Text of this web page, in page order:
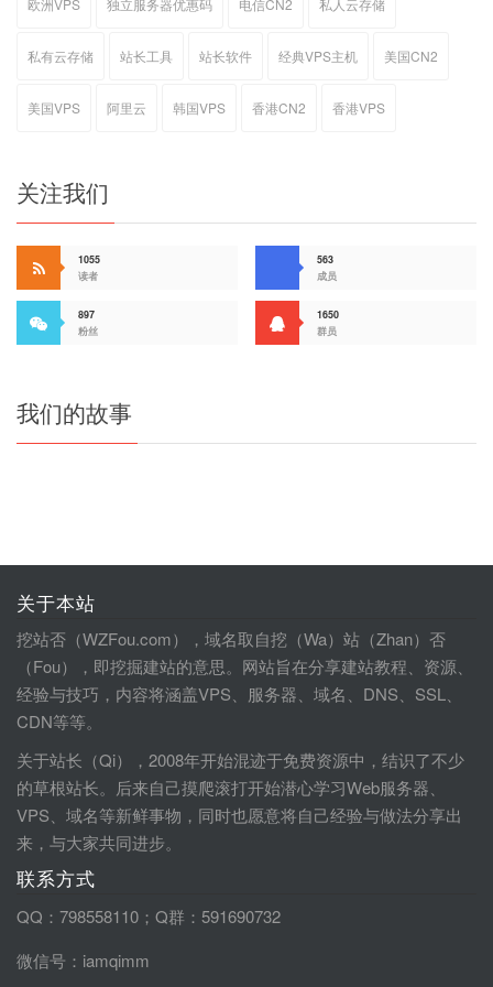
欧洲VPS 独立服务器优惠码 电信CN2 私人云存储
私有云存储 站长工具 站长软件 经典VPS主机 美国CN2
美国VPS 阿里云 韩国VPS 香港CN2 香港VPS
关注我们
1055
读者
563
成员
897
粉丝
1650
群员
我们的故事
关于本站
挖站否（WZFou.com），域名取自挖（Wa）站（Zhan）否
（Fou），即挖掘建站的意思。网站旨在分享建站教程、资源、
经验与技巧，内容将涵盖VPS、服务器、域名、DNS、SSL、
CDN等等。
关于站长（Qi），2008年开始混迹于免费资源中，结识了不少
的草根站长。后来自己摸爬滚打开始潜心学习Web服务器、
VPS、域名等新鲜事物，同时也愿意将自己经验与做法分享出
来，与大家共同进步。
联系方式
QQ：798558110；Q群：591690732
微信号：iamqimm